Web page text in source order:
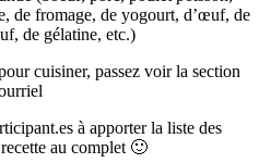
de fromage, de yogourt, d’œuf, de
de gélatine, etc.)
cuisiner, passez voir la section
à apporter la liste des
au complet 🙂